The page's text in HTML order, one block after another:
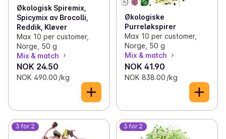
Økologisk Spiremix,
Spicymix av Brocolli,
Reddik, Kløver
Max 10 per customer,
Norge, 50 g
Mix & match
NOK 24.50
NOK 490.00 /kg
Økologiske
Purreløkspirer
Max 10 per customer,
Norge, 50 g
Mix & match
NOK 41.90
NOK 838.00 /kg
3 for 2 3 for 2